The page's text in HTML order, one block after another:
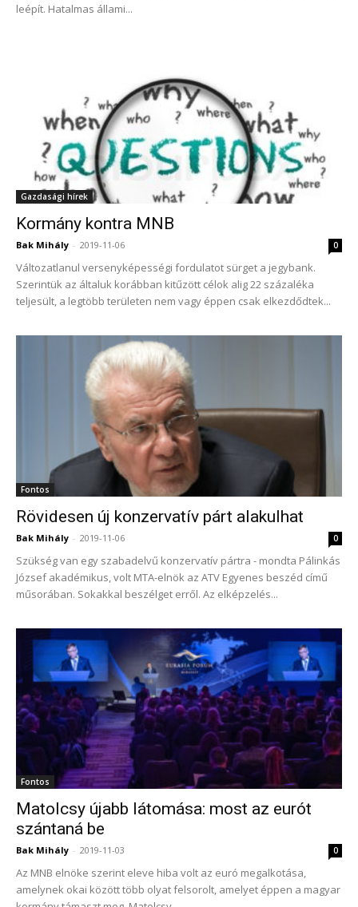
leépít. Hatalmas állami...
Gazdasági hírek
Kormány kontra MNB
Bak Mihály - 2019-11-06 0
Változatlanul versenyképességi fordulatot sürget a jegybank.
Szerintük az általuk korábban kitűzött célok alig 22 százaléka
teljesült, a legtöbb területen nem vagy éppen csak elkezdődtek...
Fontos
Rövidesen új konzervatív párt alakulhat
Bak Mihály - 2019-11-06 0
Szükség van egy szabadelvű konzervatív pártra - mondta Pálinkás
József akadémikus, volt MTA-elnök az ATV Egyenes beszéd című
műsorában. Sokakkal beszélget erről. Az elképzelés...
Fontos
Matolcsy újabb látomása: most az eurót
szántaná be
Bak Mihály - 2019-11-03 0
Az MNB elnöke szerint eleve hiba volt az euró megalkotása,
amelynek okai között több olyat felsorolt, amelyet éppen a magyar